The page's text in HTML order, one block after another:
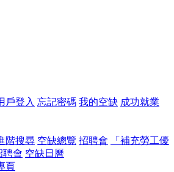
戶登入 忘記密碼 我的空缺 成功就業
階搜尋 空缺總覽 招聘會
「補充勞工優
聘會 空缺日曆
頁